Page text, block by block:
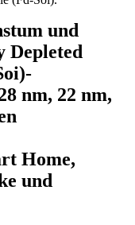
und
Depleted
nm, 22 nm,
Home,
und